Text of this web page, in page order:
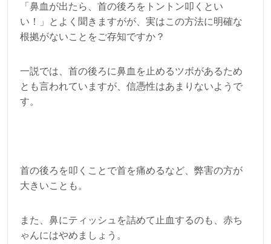
「鼻血が出たら、首の後ろをトントン叩くとい
い！」とよく聞きますがが、実はこの方法に明確な
根拠がないことをご存知ですか？
一説では、首の後ろに鼻血を止めるツボがあるため
とも言われていますが、信憑性はあまりないようで
す。
首の後ろを叩くことで首を痛めるなど、弊害の方が
大きいことも。
また、鼻にティッシュを詰めて止血するのも、赤ち
ゃんにはやめましょう。